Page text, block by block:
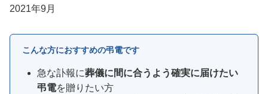
2021年9月
こんな方におすすめの弔電です
急な訃報に葬儀に間に合うよう確実に届けたい
弔電を贈りたい方